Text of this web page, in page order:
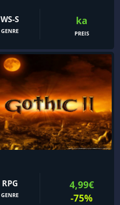
WS-S
GENRE
ka
PREIS
RPG
GENRE
4,99€
-75%